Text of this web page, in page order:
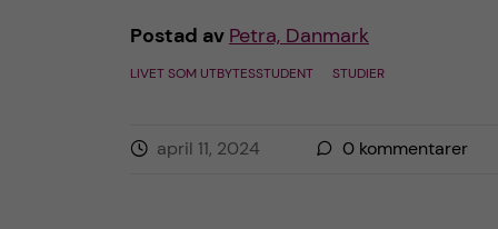
Postad av Petra, Danmark
LIVET SOM UTBYTESSTUDENT STUDIER
april 11, 2024 0 kommentarer